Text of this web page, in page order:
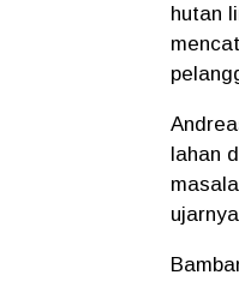
hutan
lahan